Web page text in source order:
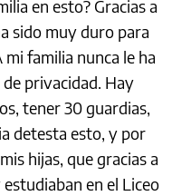
en esto? Gracias a
sido muy duro para
familia nunca le ha
privacidad. Hay
tener 30 guardias,
detesta esto, y por
hijas, que gracias a
en el Liceo